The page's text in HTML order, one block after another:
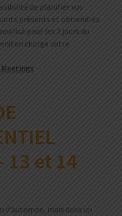
de planifier vos
présents et obtiendrez
pour les 2 jours du
en charge votre
13 et 14
d’automne, mais dans un